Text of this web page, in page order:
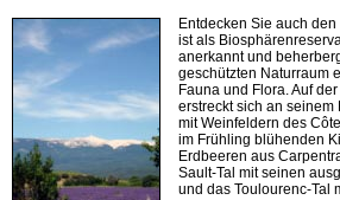
Entdecken Sie auch
ist als
anerkannt und
geschützten Naturraum
Fauna und Flora. Auf
erstreckt sich an
mit Weinfeldern des
im Frühling blühenden
Erdbeeren aus
Sault-Tal mit seinen
und das Toulourenc-Tal